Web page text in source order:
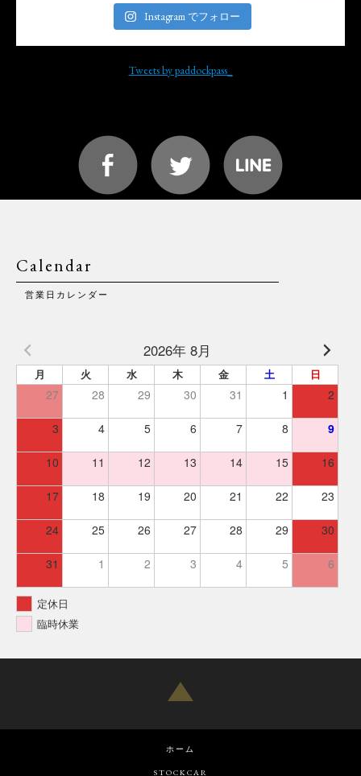
Instagram でフォロー
Tweets by paddockpass_
Calendar
営業日カレンダー
2026年 8月
月 火 水 木 金 土 日
27 28 29 30 31 1 2
3 4 5 6 7 8 9
10 11 12 13 14 15 16
17 18 19 20 21 22 23
24 25 26 27 28 29 30
31 1 2 3 4 5 6
定休日
臨時休業
ホーム
STOCKCAR